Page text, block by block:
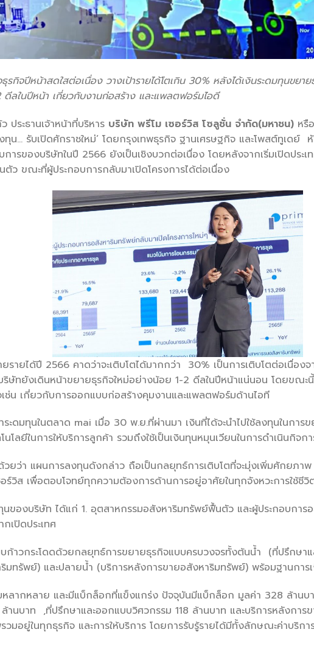
ธุรกิจปีหน้าสดใสต่อเนื่อง วางเป้ารายได้โตเกิน 30% หลังได้เงินระดมทุนขยาย
ลในปีหน้า เกี่ยวกับงานก่อสร้าง และแพลตฟอร์มไอดี
ประธานเจ้าหน้าที่บริหาร บริษัท พรีโม เซอร์วิส โซลูชั่น จำกัด(มหาชน) หรือ
น… รับเปิดศักราชใหม่’ โดยกรุงเทพธุรกิจ ฐานเศรษฐกิจ และโพสต์ทูเดย์
ารของบริษัทในปี 2566 ยังเป็นเชิงบวกต่อเนื่อง โดยหลังจากเริ่มเปิดประเ
ตัว ขณะที่ผู้ประกอบการกลับมาเปิดโครงการได้ต่อเนื่อง
รายได้ปี 2566 คาดว่าจะเติบโตได้มากกว่า 30% เป็นการเติบโตต่อเนื่อง
ษัทยังเดินหน้าขยายธุรกิจใหม่อย่างน้อย 1-2 ดีลในปีหน้าแน่นอน โดยขณะนี้
ช่น เกี่ยวกับการออกแบบก่อสร้างคุมงานและแพลตฟอร์มด้านไอที
ระดมทุนในตลาด mai เมื่อ 30 พ.ย.ที่ผ่านมา เงินที่ได้จะนำไปใช้ลงทุนในกา
โลยีในการให้บริการลูกค้า รวมถึงใช้เป็นเงินทุนหมุนเวียนในการดำเนินกิจกา
ยว่า แผนการลงทุนดังกล่าว ถือเป็นกลยุทธ์การเติบโตที่จะมุ่งเพิ่มศักยภาพ
ร์วิส เพื่อตอบโจทย์ทุกความต้องการด้านการอยู่อาศัยในทุกจังหวะการใช้ชีวิ
นของบริษัท ได้แก่ 1. อุตสาหกรรมอสังหาริมทรัพย์ฟื้นตัว และผู้ประกอบการ
เปิดประเทศ
บก้าวกระโดดด้วยกลยุทธ์การขยายธุรกิจแบบครบวงจรทั้งต้นน้ำ (ที่ปรึกษา
มทรัพย์) และปลายน้ำ (บริการหลังการขายอสังหาริมทรัพย์) พร้อมฐานการ
ลากหลาย และมีแบ็กล็อกที่แข็งแกร่ง ปัจจุบันมีแบ็กล็อก มูลค่า 328 ล้านบ
านบาท ,ที่ปรึกษาและออกแบบวิศวกรรม 118 ล้านบาท และบริการหลังกา
มอยู่ในทุกธุรกิจ และการให้บริการ โดยการรับรู้รายได้มีทั้งลักษณะค่าบริกา